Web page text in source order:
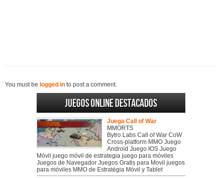
You must be logged in to post a comment.
Juegos online destacados
Juega Call of War
MMORTS
Bytro Labs Call of War CoW
Cross-platform MMO Juego
Android Juego IOS Juego
Móvil juego móvil de estrategia juego para móviles
Juegos de Navegador Juegos Gratis para Movil juegos
para móviles MMO de Estratégia Móvil y Tablet